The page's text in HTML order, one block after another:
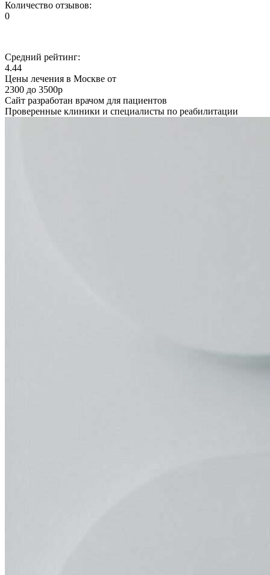
Количество отзывов:
0
Средний рейтинг:
4.44
Цены лечения в Москве от
2300 до 3500р
Сайт разработан врачом для пациентов
Проверенные клиники и специалисты по реабилитации